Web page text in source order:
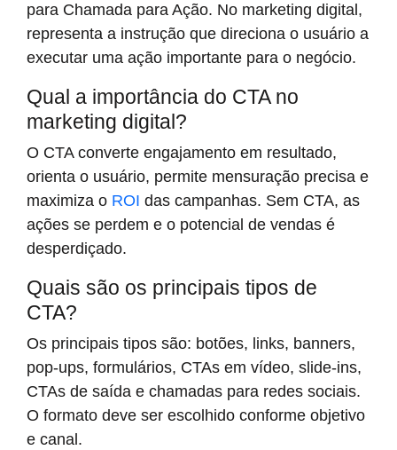
para Chamada para Ação. No marketing digital,
representa a instrução que direciona o usuário a
executar uma ação importante para o negócio.
Qual a importância do CTA no
marketing digital?
O CTA converte engajamento em resultado,
orienta o usuário, permite mensuração precisa e
maximiza o ROI das campanhas. Sem CTA, as
ações se perdem e o potencial de vendas é
desperdiçado.
Quais são os principais tipos de
CTA?
Os principais tipos são: botões, links, banners,
pop-ups, formulários, CTAs em vídeo, slide-ins,
CTAs de saída e chamadas para redes sociais.
O formato deve ser escolhido conforme objetivo
e canal.